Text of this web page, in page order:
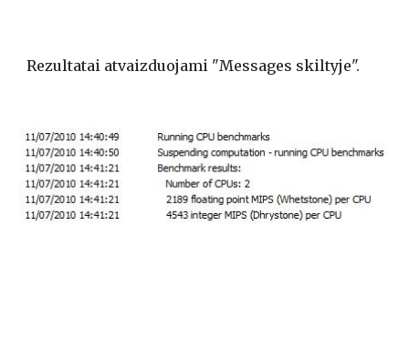
Rezultatai atvaizduojami "Messages skiltyje".